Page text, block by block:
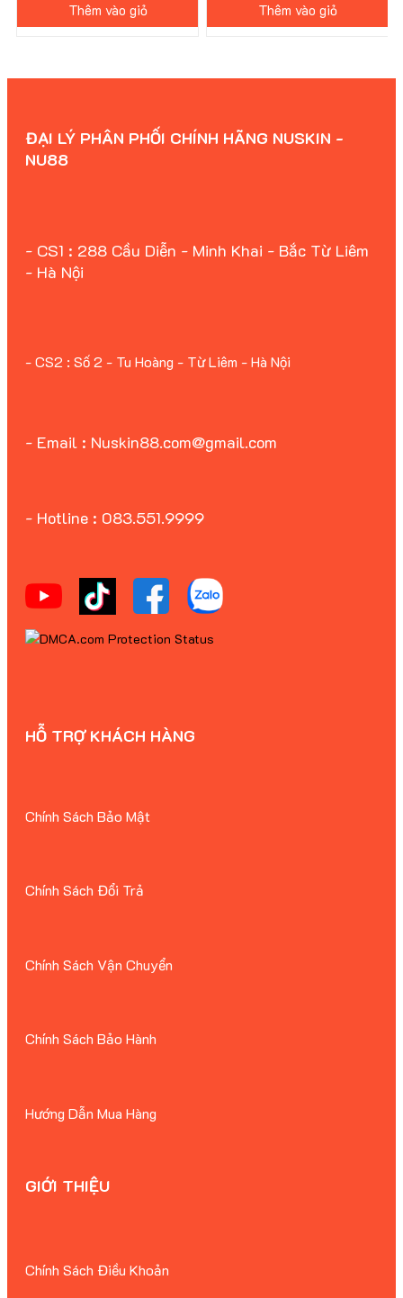
Thêm vào giỏ Thêm vào giỏ
ĐẠI LÝ PHÂN PHỐI CHÍNH HÃNG NUSKIN -
NU88
- CS1 : 288 Cầu Diễn - Minh Khai - Bắc Từ Liêm
- Hà Nội
- Email : Nuskin88.com@gmail.com
- Hotline : 083.551.9999
- CS2 : Số 2 - Tu Hoàng - Từ Liêm - Hà Nội
HỖ TRỢ KHÁCH HÀNG
Chính Sách Bảo Mật
Chính Sách Đổi Trả
Chính Sách Vận Chuyển
Chính Sách Bảo Hành
Hướng Dẫn Mua Hàng
GIỚI THIỆU
Chính Sách Điều Khoản